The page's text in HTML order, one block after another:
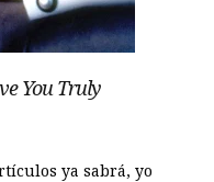
You Truly
ya sabrá, yo